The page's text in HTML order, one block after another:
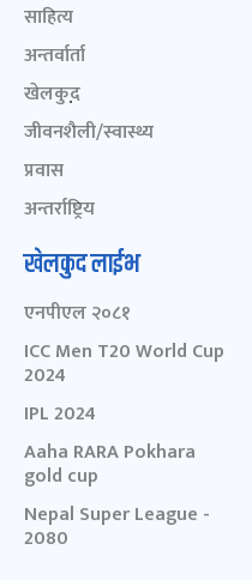
साहित्य
अन्तर्वार्ता
खेलकुद़़
जीवनशैली/स्वास्थ्य
प्रवास
अन्तर्राष्ट्रिय
खेलकुद लाईभ
एनपीएल २०८१
ICC Men T20 World Cup
2024
IPL 2024
Aaha RARA Pokhara
gold cup
Nepal Super League -
2080